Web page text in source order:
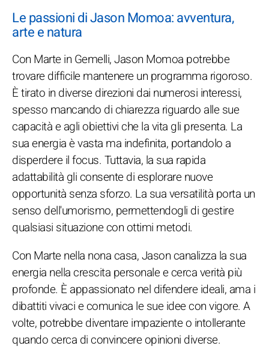
Le passioni di Jason Momoa: avventura,
arte e natura
Con Marte in Gemelli, Jason Momoa potrebbe
trovare difficile mantenere un programma rigoroso.
È tirato in diverse direzioni dai numerosi interessi,
spesso mancando di chiarezza riguardo alle sue
capacità e agli obiettivi che la vita gli presenta. La
sua energia è vasta ma indefinita, portandolo a
disperdere il focus. Tuttavia, la sua rapida
adattabilità gli consente di esplorare nuove
opportunità senza sforzo. La sua versatilità porta un
senso dell'umorismo, permettendogli di gestire
qualsiasi situazione con ottimi metodi.
Con Marte nella nona casa, Jason canalizza la sua
energia nella crescita personale e cerca verità più
profonde. È appassionato nel difendere ideali, ama i
dibattiti vivaci e comunica le sue idee con vigore. A
volte, potrebbe diventare impaziente o intollerante
quando cerca di convincere opinioni diverse.